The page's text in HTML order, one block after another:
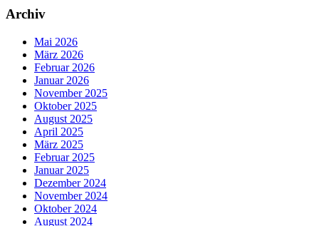
Archiv
Mai 2026
März 2026
Februar 2026
Januar 2026
November 2025
Oktober 2025
August 2025
April 2025
März 2025
Februar 2025
Januar 2025
Dezember 2024
November 2024
Oktober 2024
August 2024